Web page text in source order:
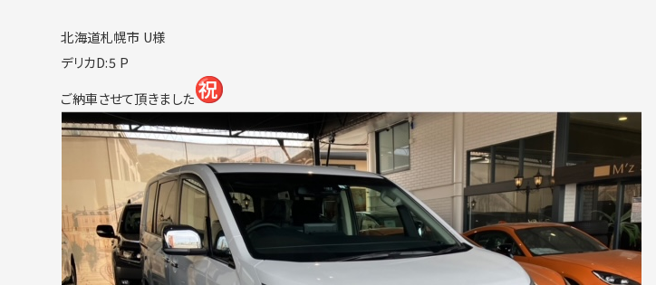
北海道札幌市 U様
デリカD:5 P
ご納車させて頂きました